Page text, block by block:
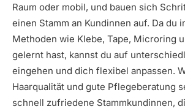
Raum oder mobil, und bauen sich
einen Stamm an Kundinnen auf. Da du
Methoden wie Klebe, Tape, Microring
gelernt hast, kannst du auf
eingehen und dich flexibel anpassen.
Haarqualität und gute Pflegeberatung
schnell zufriedene Stammkundinnen,